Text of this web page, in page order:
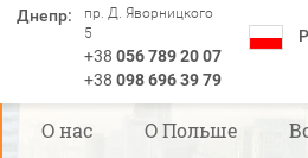
Днепр:
пр. Д. Яворницкого
5
+38 056 789 20 07
+38 098 696 39 79
О нас О Польше